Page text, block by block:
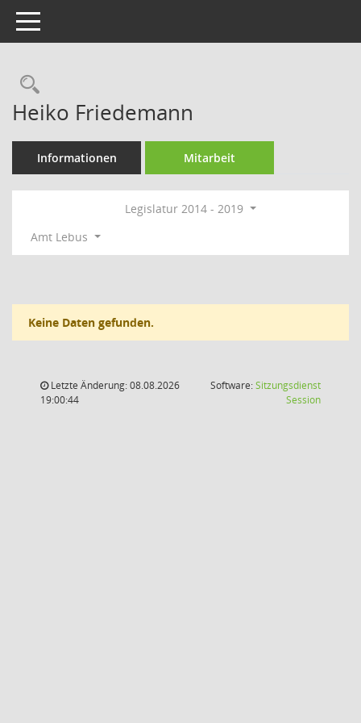
Toggle navigation
Rechercheauswahl
Heiko Friedemann
Informationen Mitarbeit
Legislatur 2014 - 2019
Amt Lebus
Keine Daten gefunden.
Letzte Änderung: 08.08.2026
19:00:44
Software:Sitzungsdienst
Session(Wird in